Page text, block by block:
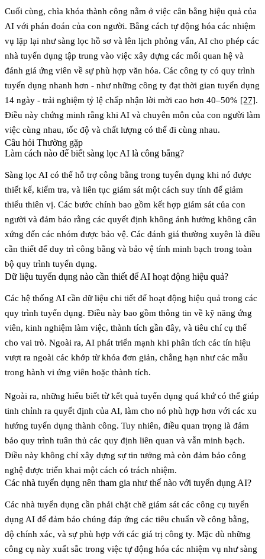
Cuối cùng, chìa khóa thành công nằm ở việc cân bằng hiệu quả của
AI với phán đoán của con người. Bằng cách tự động hóa các nhiệm
vụ lặp lại như sàng lọc hồ sơ và lên lịch phỏng vấn, AI cho phép các
nhà tuyển dụng tập trung vào việc xây dựng các mối quan hệ và
đánh giá ứng viên về sự phù hợp văn hóa. Các công ty có quy trình
tuyển dụng nhanh hơn - như những công ty đạt thời gian tuyển dụng
14 ngày - trải nghiệm tỷ lệ chấp nhận lời mời cao hơn 40–50% [27].
Điều này chứng minh rằng khi AI và chuyên môn của con người làm
việc cùng nhau, tốc độ và chất lượng có thể đi cùng nhau.
Câu hỏi Thường gặp
Làm cách nào để biết sàng lọc AI là công bằng?
Sàng lọc AI có thể hỗ trợ công bằng trong tuyển dụng khi nó được
thiết kế, kiểm tra, và liên tục giám sát một cách suy tính để giảm
thiểu thiên vị. Các bước chính bao gồm kết hợp giám sát của con
người và đảm bảo rằng các quyết định không ảnh hưởng không cân
xứng đến các nhóm được bảo vệ. Các đánh giá thường xuyên là điều
cần thiết để duy trì công bằng và bảo vệ tính minh bạch trong toàn
bộ quy trình tuyển dụng.
Dữ liệu tuyển dụng nào cần thiết để AI hoạt động hiệu quả?
Các hệ thống AI cần dữ liệu chi tiết để hoạt động hiệu quả trong các
quy trình tuyển dụng. Điều này bao gồm thông tin về kỹ năng ứng
viên, kinh nghiệm làm việc, thành tích gần đây, và tiêu chí cụ thể
cho vai trò. Ngoài ra, AI phát triển mạnh khi phân tích các tín hiệu
vượt ra ngoài các khớp từ khóa đơn giản, chẳng hạn như các mẫu
trong hành vi ứng viên hoặc thành tích.
Ngoài ra, những hiểu biết từkết quả tuyển dụng quá khứcó thể giúp
tinh chỉnh ra quyết định của AI, làm cho nó phù hợp hơn với các xu
hướng tuyển dụng thành công. Tuy nhiên, điều quan trọng là đảm
bảo quy trình tuân thủ các quy định liên quan và vẫn minh bạch.
Điều này không chỉ xây dựng sự tin tưởng mà còn đảm bảo công
nghệ được triển khai một cách có trách nhiệm.
Các nhà tuyển dụng nên tham gia như thế nào với tuyển dụng AI?
Các nhà tuyển dụng cần phải chặt chẽ giám sát các công cụ tuyển
dụng AI để đảm bảo chúng đáp ứng các tiêu chuẩn về công bằng,
độ chính xác, và sự phù hợp với các giá trị công ty. Mặc dù những
công cụ này xuất sắc trong việc tự động hóa các nhiệm vụ như sàng